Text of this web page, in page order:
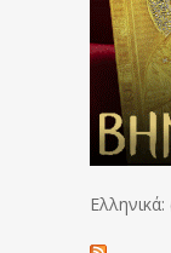
Ελληνικά: